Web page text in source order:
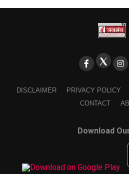
DISCLAIMER PRIVACY POLICY
CONTACT
Download